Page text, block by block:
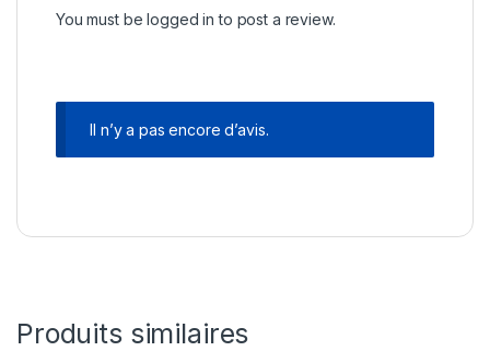
You must belogged in to post a review.
Il n’y a pas encore d’avis.
Produits similaires